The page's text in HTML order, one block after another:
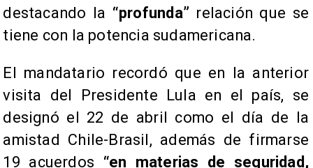
destacando la “profunda” relación que se
tiene con la potencia sudamericana.
El mandatario recordó que en la anterior
visita del Presidente Lula en el país, se
designó el 22 de abril como el día de la
amistad Chile-Brasil, además de firmarse
19 acuerdos “en materias de seguridad,